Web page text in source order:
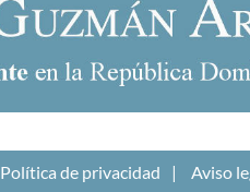
Política de privacidad Aviso